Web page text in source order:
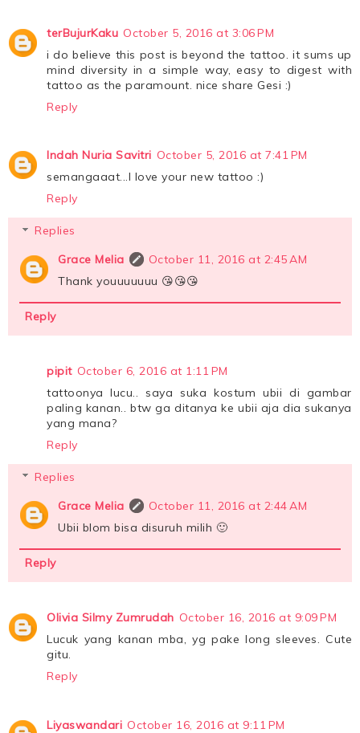
terBujurKaku October 5, 2016 at 3:06 PM
i do believe this post is beyond the tattoo. it sums up
mind diversity in a simple way, easy to digest with
tattoo as the paramount. nice share Gesi :)
Reply
Indah Nuria Savitri October 5, 2016 at 7:41 PM
semangaaat...I love your new tattoo :)
Reply
Replies
Grace Melia
October 11, 2016 at 2:45 AM
Thank youuuuuuu 😘😘😘
Reply
pipit October 6, 2016 at 1:11 PM
tattoonya lucu.. saya suka kostum ubii di gambar
paling kanan.. btw ga ditanya ke ubii aja dia sukanya
yang mana?
Reply
Replies
Grace Melia
October 11, 2016 at 2:44 AM
Ubii blom bisa disuruh milih 🙂
Reply
Olivia Silmy Zumrudah October 16, 2016 at 9:09 PM
Lucuk yang kanan mba, yg pake long sleeves. Cute
gitu.
Reply
Liyaswandari October 16, 2016 at 9:11 PM